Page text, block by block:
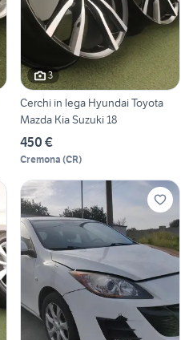
3
Cerchi in lega Hyundai Toyota
Mazda Kia Suzuki 18
450 €
Cremona (CR)